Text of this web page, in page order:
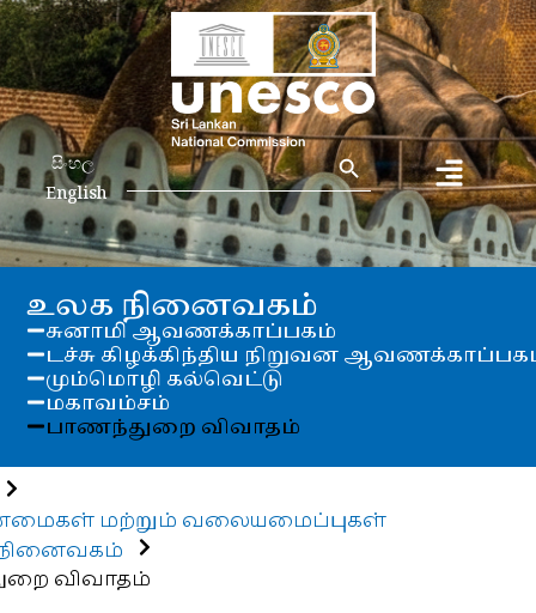
සිංහල
English
Search
for:
Search Button
உலக நினைவகம்
சுனாமி ஆவணக்காப்பகம்
டச்சு கிழக்கிந்திய நிறுவன
மும்மொழி கல்வெட்டு
மகாவம்சம்
பாணந்துறை விவாதம்
மற்றும் வலையமைப்புகள்
விவாதம்